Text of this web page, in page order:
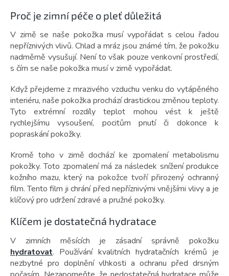
Proč je zimní péče o pleť důležitá
V zimě se naše pokožka musí vypořádat s celou řadou
nepříznivých vlivů. Chlad a mráz jsou známé tím, že pokožku
nadměrně vysušují. Není to však pouze venkovní prostředí,
s čím se naše pokožka musí v zimě vypořádat.
Když přejdeme z mrazivého vzduchu venku do vytápěného
interiéru, naše pokožka prochází drastickou změnou teploty.
Tyto extrémní rozdíly teplot mohou vést k ještě
rychlejšímu vysoušení, pocitům pnutí či dokonce k
popraskání pokožky.
Kromě toho v zimě dochází ke zpomalení metabolismu
pokožky. Toto zpomalení má za následek snížení produkce
kožního mazu, který na pokožce tvoří přirozený ochranný
film. Tento film ji chrání před nepříznivými vnějšími vlivy a je
klíčový pro udržení zdravé a pružné pokožky.
Klíčem je dostatečná hydratace
V zimních měsících je zásadní správně pokožku
hydratovat. Používání kvalitních hydratačních krémů je
nezbytné pro doplnění vlhkosti a ochranu před drsným